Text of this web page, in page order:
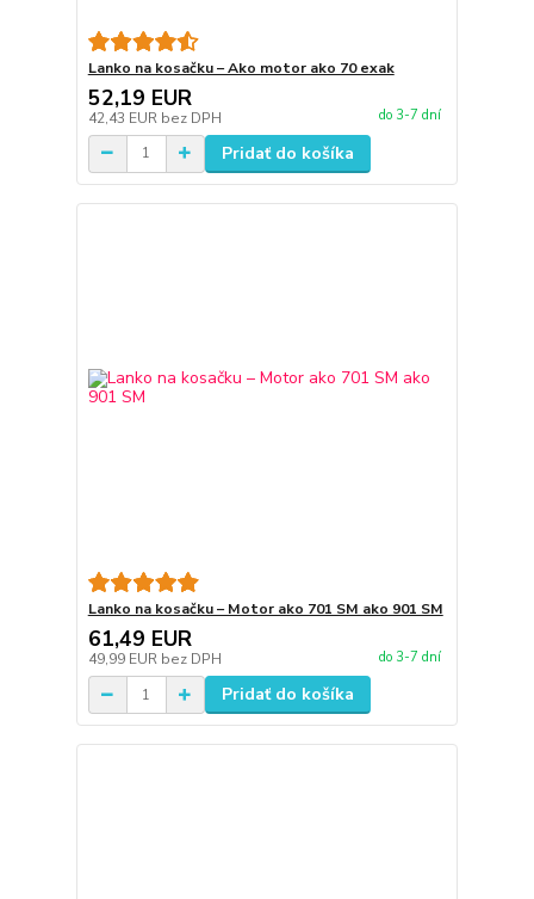
Lanko na kosačku – Ako motor ako 70 exak
52,19 EUR
42,43 EUR bez DPH do 3-7 dní
Pridať do košíka
Lanko na kosačku – Motor ako 701 SM ako 901 SM
61,49 EUR
49,99 EUR bez DPH do 3-7 dní
Pridať do košíka